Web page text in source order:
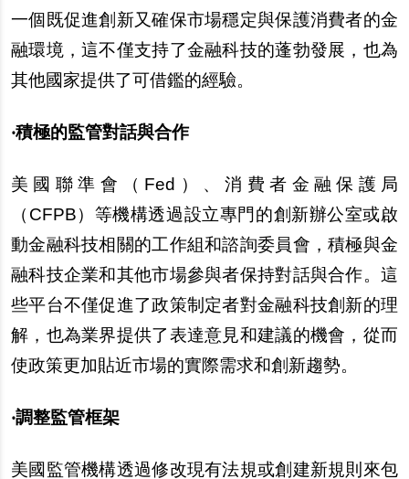
一個既促進創新又確保市場穩定與保護消費者的金
融環境，這不僅支持了金融科技的蓬勃發展，也為
其他國家提供了可借鑑的經驗。
‧積極的監管對話與合作
美國聯準會（Fed）、消費者金融保護局
（CFPB）等機構透過設立專門的創新辦公室或啟
動金融科技相關的工作組和諮詢委員會，積極與金
融科技企業和其他市場參與者保持對話與合作。這
些平台不僅促進了政策制定者對金融科技創新的理
解，也為業界提供了表達意見和建議的機會，從而
使政策更加貼近市場的實際需求和創新趨勢。
‧調整監管框架
美國監管機構透過修改現有法規或創建新規則來包